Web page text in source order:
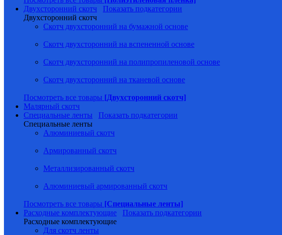
Двухсторонний скотч
Показать подкатегории
Двухсторонний скотч
Скотч двухсторонний на бумажной основе
Скотч двухсторонний на вспененной основе
Скотч двухсторонний на полипропиленовой основе
Скотч двухсторонний на тканевой основе
Посмотреть все товары [Двухсторонний скотч]
Малярный скотч
Специальные ленты
Показать подкатегории
Специальные ленты
Алюминиевый скотч
Армированный скотч
Металлизированный скотч
Алюминиевый армированный скотч
Посмотреть все товары [Специальные ленты]
Расходные комплектующие
Показать подкатегории
Расходные комплектующие
Для скотч ленты